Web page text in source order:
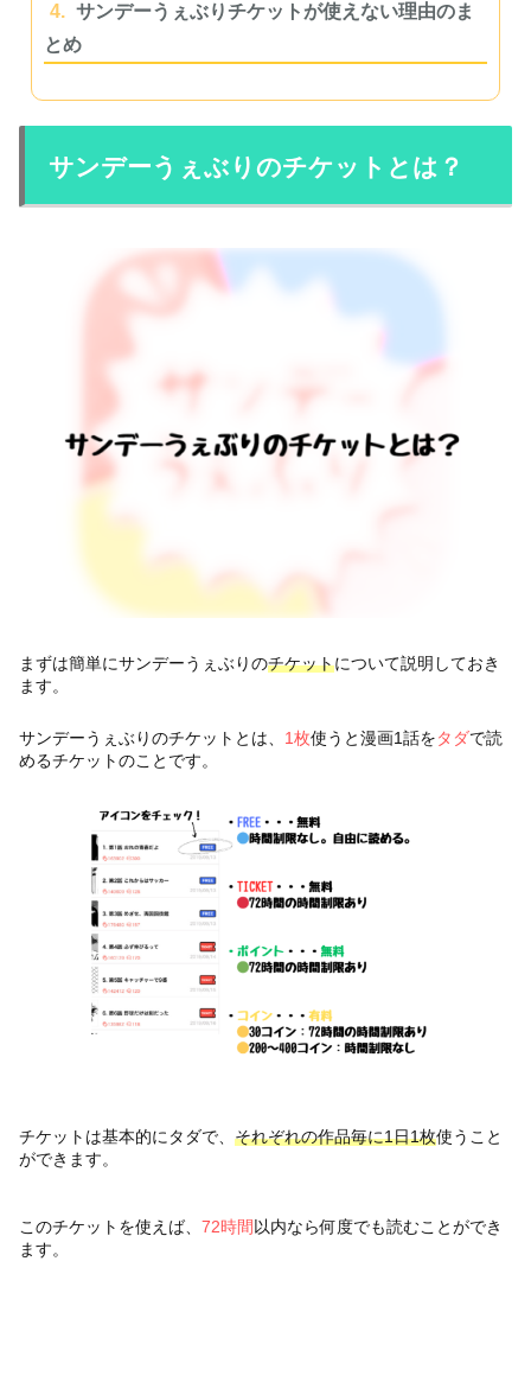
4. サンデーうぇぶりチケットが使えない理由のま
とめ
サンデーうぇぶりのチケットとは？
まずは簡単にサンデーうぇぶりのチケットについて説明しておき
ます。
サンデーうぇぶりのチケットとは、 1枚使うと漫画1話をタダで読
めるチケットのことです。
チケットは基本的にタダで、 それぞれの作品毎に1日1枚使うこと
ができます。
このチケットを使えば、 72時間 以内なら何度でも読むことができ
ます。